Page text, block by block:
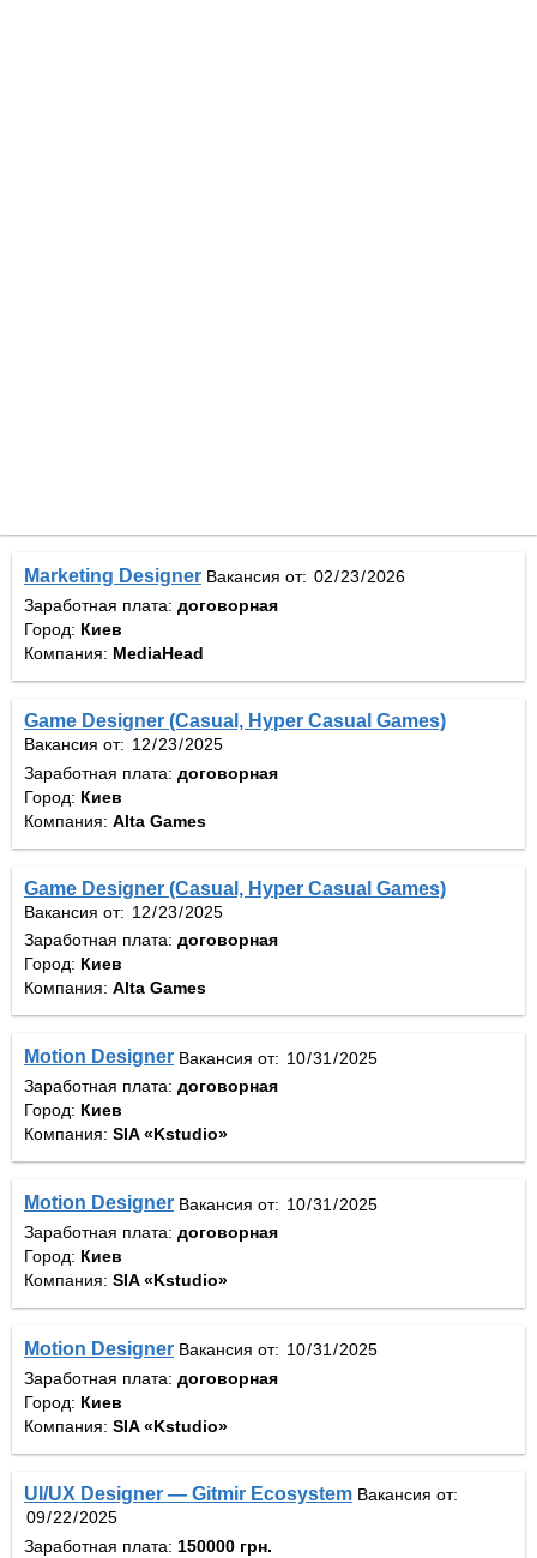
Marketing Designer Вакансия от:
Заработная плата: договорная
Город: Киев
Компания: MediaHead
Game Designer (Casual, Hyper Casual Games)
Вакансия от:
Заработная плата: договорная
Город: Киев
Компания: Alta Games
Game Designer (Casual, Hyper Casual Games)
Вакансия от:
Заработная плата: договорная
Город: Киев
Компания: Alta Games
Motion Designer Вакансия от:
Заработная плата: договорная
Город: Киев
Компания: SIA «Kstudio»
Motion Designer Вакансия от:
Заработная плата: договорная
Город: Киев
Компания: SIA «Kstudio»
Motion Designer Вакансия от:
Заработная плата: договорная
Город: Киев
Компания: SIA «Kstudio»
UI/UX Designer — Gitmir Ecosystem Вакансия от:
Заработная плата: 150000 грн.